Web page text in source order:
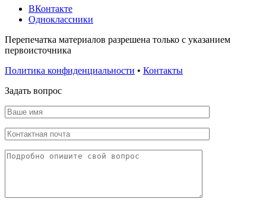
ВКонтакте
Одноклассники
Перепечатка материалов разрешена только с указанием
первоисточника
Политика конфиденциальности • Контакты
Задать вопрос